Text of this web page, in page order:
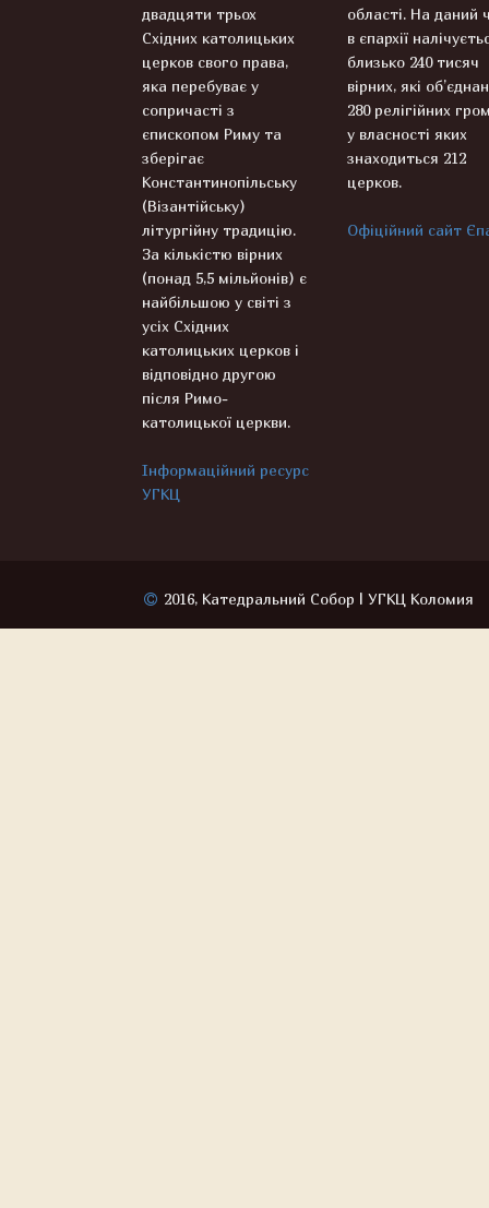
двадцяти трьох
Східних католицьких
церков свого права,
яка перебуває у
сопричасті з
єпископом Риму та
зберігає
Константинопільську
(Візантійську)
літургійну традицію.
За кількістю вірних
(понад 5,5 мільйонів) є
найбільшою у світі з
усіх Східних
католицьких церков і
відповідно другою
після Римо-
католицької церкви.
Інформаційний ресурс
УГКЦ
області. На даний
в єпархії
близько 240 тисяч
вірних, які
280 релігійних
у власності яких
знаходиться 212
церков.
Офіційний сайт
2016, Катедральний Собор | УГКЦ Коломия